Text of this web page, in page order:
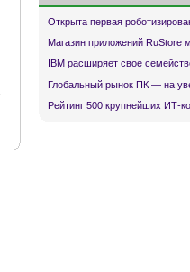
Открыта первая
Магазин приложений RuStore
IBM расширяет свое
Глобальный рынок ПК — на
Рейтинг 500 крупнейших ИТ-